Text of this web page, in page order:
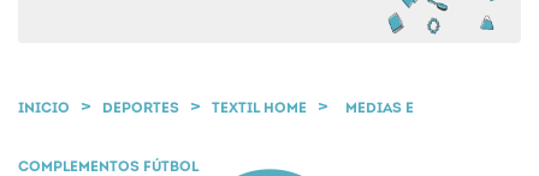
INICIO DEPORTES TEXTIL HOME MEDIAS E
COMPLEMENTOS FÚTBOL